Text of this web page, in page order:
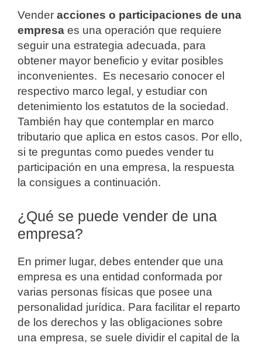
Vender acciones o participaciones de una
empresa es una operación que requiere
seguir una estrategia adecuada, para
obtener mayor beneficio y evitar posibles
inconvenientes. Es necesario conocer el
respectivo marco legal, y estudiar con
detenimiento los estatutos de la sociedad.
También hay que contemplar en marco
tributario que aplica en estos casos. Por ello,
si te preguntas como puedes vender tu
participación en una empresa, la respuesta
la consigues a continuación.
¿Qué se puede vender de una
empresa?
En primer lugar, debes entender que una
empresa es una entidad conformada por
varias personas físicas que posee una
personalidad jurídica. Para facilitar el reparto
de los derechos y las obligaciones sobre
una empresa, se suele dividir el capital de la